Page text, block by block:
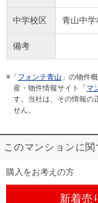
中学校区 青山中学
備考
※「 フォンテ青山 」の物件
産・物件情報サイト「 マ
す。当社は、その情報の
せん。
このマンションに
購入をお考えの方
新着売